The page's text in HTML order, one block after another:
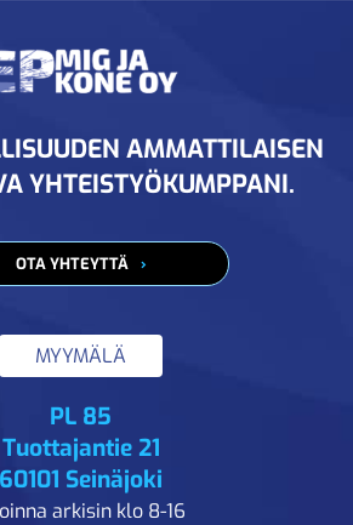
AMMATTILAISEN
YHTEISTYÖKUMPPANI.
OTA YHTEYTTÄ
MYYMÄLÄ
PL 85
Tuottajantie 21
60101 Seinäjoki
arkisin klo 8-16